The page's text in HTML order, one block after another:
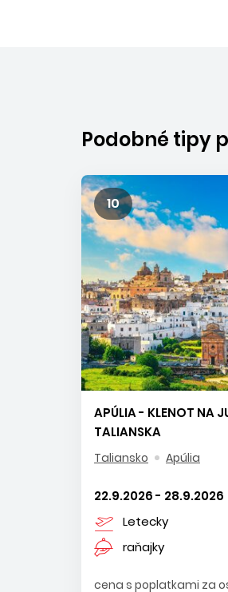
Podobné tipy
10
APÚLIA - KLENOT NA
TALIANSKA
Taliansko Apúlia
22.9.2026 - 28.9.2026
Letecky
raňajky
cena s poplatkami za